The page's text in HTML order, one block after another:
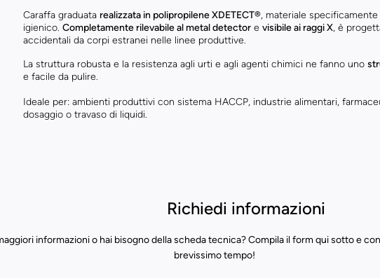
Caraffa graduata realizzata in polipropilene XDETECT®, materiale
igienico. Completamente rilevabile al metal detector e visibile ai raggi X, è
accidentali da corpi estranei nelle linee produttive.
La struttura robusta e la resistenza agli urti e agli agenti chimici ne fanno uno
e facile da pulire.
Ideale per: ambienti produttivi con sistema HACCP, industrie alimentari,
dosaggio o travaso di liquidi.
Richiedi informazioni
informazioni o hai bisogno della scheda tecnica? Compila il form qui sotto e
brevissimo tempo!